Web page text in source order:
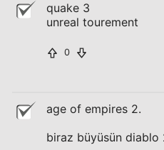
quake 3
unreal tourement
0
age of empires 2.
biraz büyüsün diablo